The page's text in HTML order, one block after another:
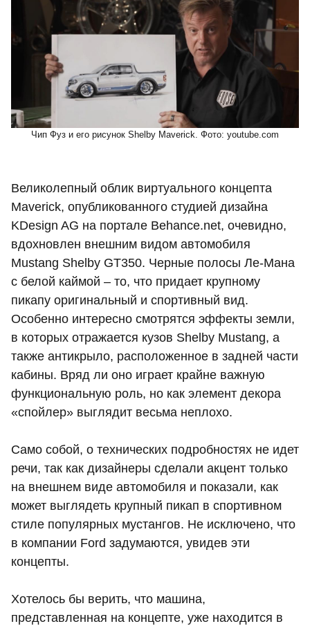
Чип Фуз и его рисунок Shelby Maverick. Фото: youtube.com
Великолепный облик виртуального концепта
Maverick, опубликованного студией дизайна
KDesign AG на портале Behance.net, очевидно,
вдохновлен внешним видом автомобиля
Mustang Shelby GT350. Черные полосы Ле-Мана
с белой каймой – то, что придает крупному
пикапу оригинальный и спортивный вид.
Особенно интересно смотрятся эффекты земли,
в которых отражается кузов Shelby Mustang, а
также антикрыло, расположенное в задней части
кабины. Вряд ли оно играет крайне важную
функциональную роль, но как элемент декора
«спойлер» выглядит весьма неплохо.
Само собой, о технических подробностях не идет
речи, так как дизайнеры сделали акцент только
на внешнем виде автомобиля и показали, как
может выглядеть крупный пикап в спортивном
стиле популярных мустангов. Не исключено, что
в компании Ford задумаются, увидев эти
концепты.
Хотелось бы верить, что машина,
представленная на концепте, уже находится в